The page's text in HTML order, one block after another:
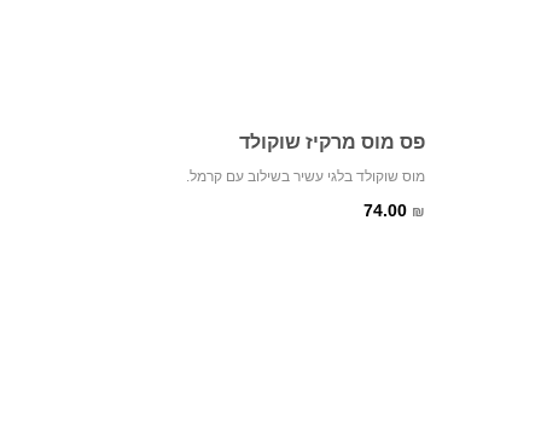
פס מוס מרקיז שוקולד
74.00 ₪
מוס שוקולד בלגי עשיר בשילוב עם קרמל.